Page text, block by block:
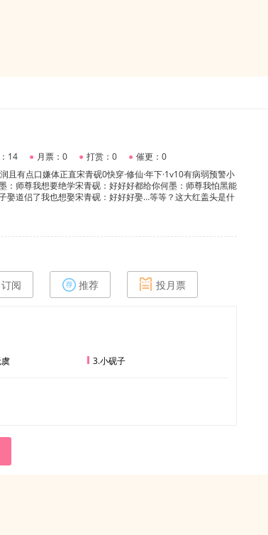
14 ● 月票：0 ● 打赏：0 ● 催更：0
有点口嫌体正直宋青砚0快穿·修仙·年下·1v10有病弱预警小
：师尊我想要绝学宋青砚：好好好都给你何墨：师尊我怕黑能
娶道侣了我也想娶宋青砚：好好好娶…等等？这大红盖头是什
订阅 推荐 投月票
3.小砚子